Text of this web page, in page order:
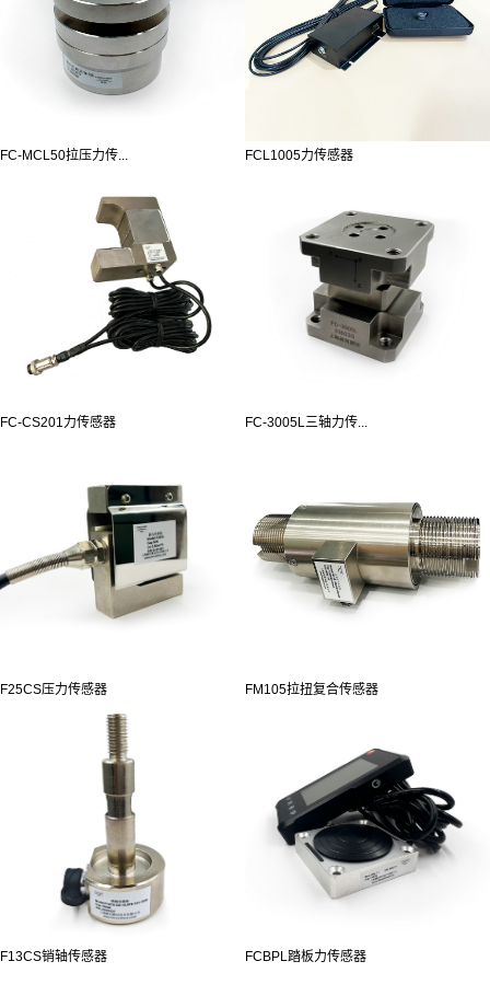
FC-MCL50拉压力传... FCL1005力传感器
FC-CS201力传感器 FC-3005L三轴力传...
F25CS压力传感器 FM105拉扭复合传感器
F13CS销轴传感器 FCBPL踏板力传感器